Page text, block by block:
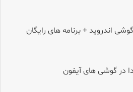
اندروید + برنامه های رایگان
در گوشی های آیفون